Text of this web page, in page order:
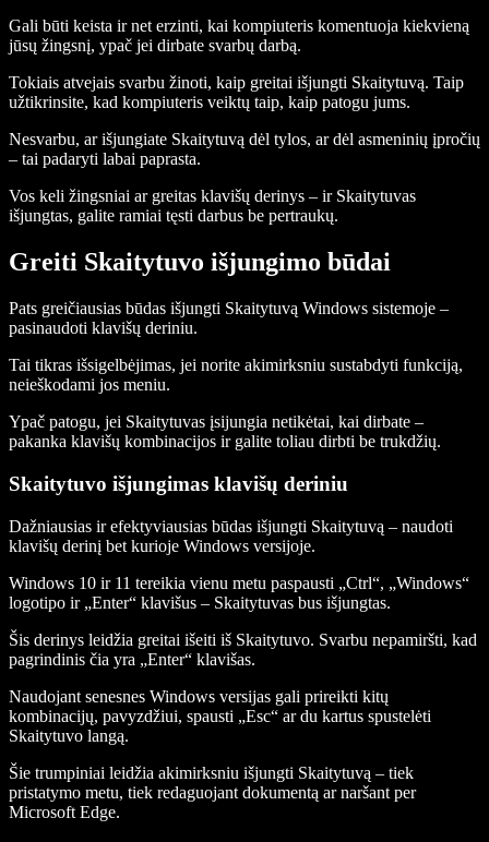
Gali būti keista ir net erzinti, kai kompiuteris komentuoja kiekvieną
jūsų žingsnį, ypač jei dirbate svarbų darbą.
Tokiais atvejais svarbu žinoti, kaip greitai išjungti Skaitytuvą. Taip
užtikrinsite, kad kompiuteris veiktų taip, kaip patogu jums.
Nesvarbu, ar išjungiate Skaitytuvą dėl tylos, ar dėl asmeninių įpročių
– tai padaryti labai paprasta.
Vos keli žingsniai ar greitas klavišų derinys – ir Skaitytuvas
išjungtas, galite ramiai tęsti darbus be pertraukų.
Greiti Skaitytuvo išjungimo būdai
Pats greičiausias būdas išjungti Skaitytuvą Windows sistemoje –
pasinaudoti klavišų deriniu.
Tai tikras išsigelbėjimas, jei norite akimirksniu sustabdyti funkciją,
neieškodami jos meniu.
Ypač patogu, jei Skaitytuvas įsijungia netikėtai, kai dirbate –
pakanka klavišų kombinacijos ir galite toliau dirbti be trukdžių.
Skaitytuvo išjungimas klavišų deriniu
Dažniausias ir efektyviausias būdas išjungti Skaitytuvą – naudoti
klavišų derinį bet kurioje Windows versijoje.
Windows 10 ir 11 tereikia vienu metu paspausti „Ctrl“, „Windows“
logotipo ir „Enter“ klavišus – Skaitytuvas bus išjungtas.
Šis derinys leidžia greitai išeiti iš Skaitytuvo. Svarbu nepamiršti, kad
pagrindinis čia yra „Enter“ klavišas.
Naudojant senesnes Windows versijas gali prireikti kitų
kombinacijų, pavyzdžiui, spausti „Esc“ ar du kartus spustelėti
Skaitytuvo langą.
Šie trumpiniai leidžia akimirksniu išjungti Skaitytuvą – tiek
pristatymo metu, tiek redaguojant dokumentą ar naršant per
Microsoft Edge.